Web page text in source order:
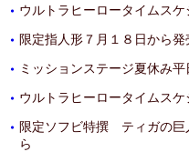
・ ウルトラヒーロータイムスケ
・ 限定指人形７月１８日から発
・ ミッションステージ夏休み平
・ ウルトラヒーロータイムスケ
・ 限定ソフビ特撰 ティガの
ら